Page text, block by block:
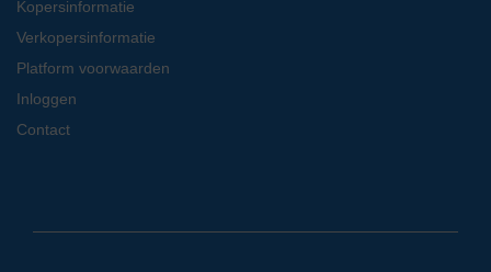
Kopersinformatie
Verkopersinformatie
Platform voorwaarden
Inloggen
Contact